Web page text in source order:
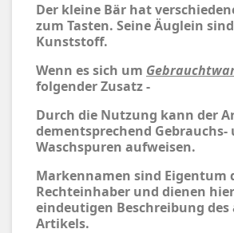
Der kleine Bär hat
zum Tasten. Seine Äuglein
Kunststoff.
Wenn es sich um
folgender Zusatz -
Durch die Nutzung kann der
dementsprechend Gebrauchs-
Waschspuren aufweisen.
Markennamen sind Eigentum
Rechteinhaber und dienen
eindeutigen Beschreibung
Artikels.